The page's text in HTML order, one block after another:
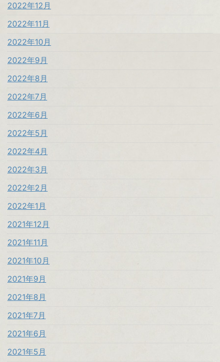
2022年12月
2022年11月
2022年10月
2022年9月
2022年8月
2022年7月
2022年6月
2022年5月
2022年4月
2022年3月
2022年2月
2022年1月
2021年12月
2021年11月
2021年10月
2021年9月
2021年8月
2021年7月
2021年6月
2021年5月